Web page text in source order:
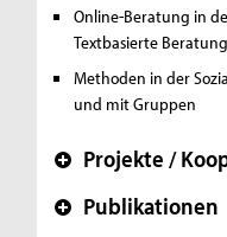
Online-Beratung in
Textbasierte
Methoden in der
und mit Gruppen
+ Projekte /
+ Publikationen